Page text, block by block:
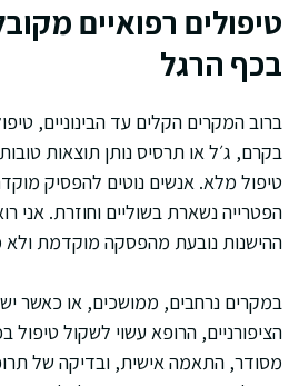
טיפולים רפואיים
בכף הרגל
ברוב המקרים הקלים עד הבינוניים,
בקרם, ג׳ל או תרסיס נותן תוצאות
טיפול מלא. אנשים נוטים להפסיק
הפטרייה נשארת בשוליים וחוזרת.
ההישנות נובעת מהפסקה מוקדמת ולא
במקרים נרחבים, ממושכים, או כאשר
הציפורניים, הרופא עשוי לשקול
מסודר, התאמה אישית, ובדיקה של